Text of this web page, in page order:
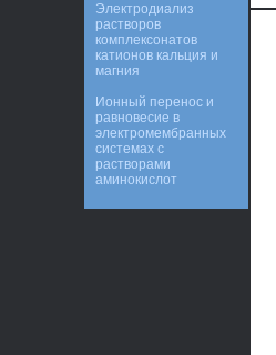
Электродиализ
растворов
комплексонатов
катионов кальция и
магния
Ионный перенос и
равновесие в
электромембранных
системах с
растворами
аминокислот